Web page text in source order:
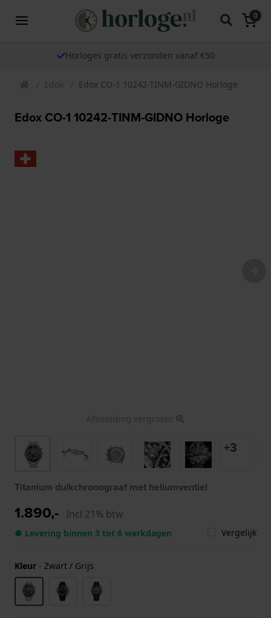
0
Horloges gratis verzonden vanaf €50
Edox Edox CO-1 10242-TINM-GIDNO Horloge
Edox CO-1 10242-TINM-GIDNO Horloge
Afbeelding vergroten
+3
Titanium duikchronograaf met heliumventiel
1.890,- Incl 21% btw
● Levering binnen 3 tot 6 werkdagen Vergelijk
Kleur - Zwart / Grijs